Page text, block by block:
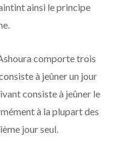
ainsi le principe
comporte trois
à jeûner un jour
consiste à jeûner le
à la plupart des
jour seul.